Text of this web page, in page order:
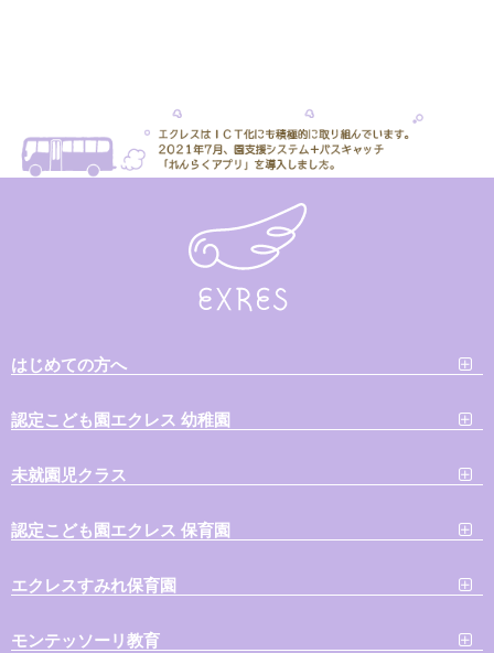
はじめての方へ
認定こども園エクレス 幼稚園
未就園児クラス
認定こども園エクレス 保育園
エクレスすみれ保育園
モンテッソーリ教育